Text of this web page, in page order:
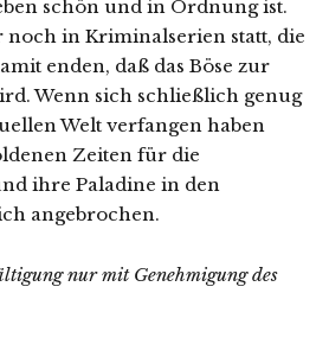
schön und in Ordnung ist.
noch in Kriminalserien statt, die
enden, daß das Böse zur
Wenn sich schließlich genug
Welt verfangen haben
Zeiten für die
ihre Paladine in den
angebrochen.
nur mit Genehmigung des